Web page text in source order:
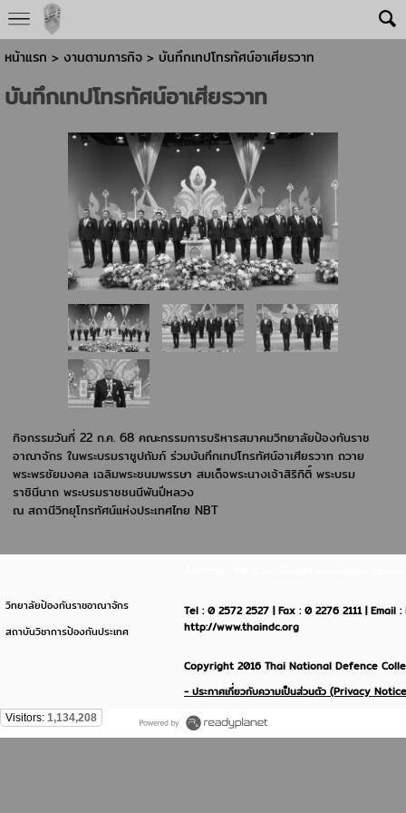
หน้าแรก > งานตามภารกิจ > บันทึกเทปโทรทัศน์อาเศียรวาท
บันทึกเทปโทรทัศน์อาเศียรวาท
กิจกรรมวันที่ 22 ก.ค. 68คณะกรรมการบริหารสมาคมวิทยาลัยป้องกันราช
อาณาจักรในพระบรมราชูปถัมภ์ ร่วมบันทึกเทปโทรทัศน์อาเศียรวาท ถวาย
พระพรชัยมงคล เฉลิมพระชนมพรรษา สมเด็จพระนางเจ้าสิริกิติ์พระบรม
ราชินีนาถพระบรมราชชนนีพันปีหลวง
ณ สถานีวิทยุโทรทัศน์แห่งประเทศไทย NBT
วิทยาลัยป้องกันราชอาณาจักร
สถาบันวิชาการป้องกันประเทศ
Tel : 0 2572 2527 | Fax : 0 2276 2111 |
http://www.thaindc.org
Copyright 2016 Thai National Defence
- ประกาศเกี่ยวกับความเป็นส่วนตัว (Privacy
Visitors: 1,134,208